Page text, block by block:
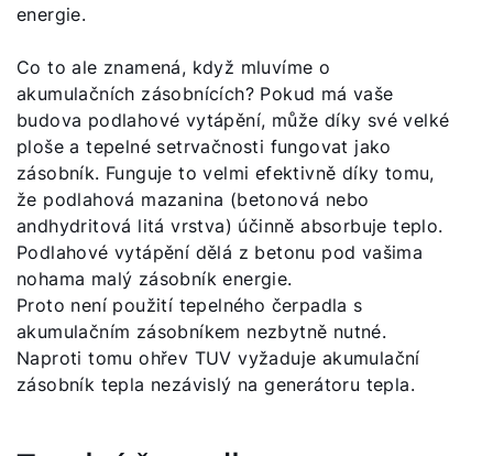
energie.
Co to ale znamená, když mluvíme o
akumulačních zásobnících? Pokud má vaše
budova podlahové vytápění, může díky své velké
ploše a tepelné setrvačnosti fungovat jako
zásobník. Funguje to velmi efektivně díky tomu,
že podlahová mazanina (betonová nebo
andhydritová litá vrstva) účinně absorbuje teplo.
Podlahové vytápění dělá z betonu pod vašima
nohama malý zásobník energie.
Proto není použití tepelného čerpadla s
akumulačním zásobníkem nezbytně nutné.
Naproti tomu ohřev TUV vyžaduje akumulační
zásobník tepla nezávislý na generátoru tepla.